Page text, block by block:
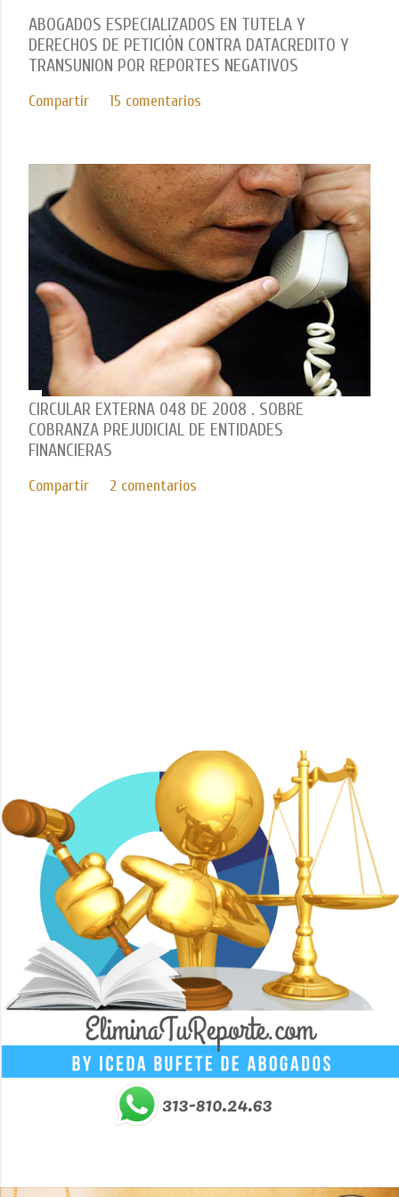
a
r
i
o
ABOGADOS ESPECIALIZADOS EN TUTELA Y
DERECHOS DE PETICIÓN CONTRA DATACREDITO Y
TRANSUNION POR REPORTES NEGATIVOS
Compartir 15 comentarios
CIRCULAR EXTERNA 048 DE 2008 . SOBRE
COBRANZA PREJUDICIAL DE ENTIDADES
FINANCIERAS
Compartir 2 comentarios